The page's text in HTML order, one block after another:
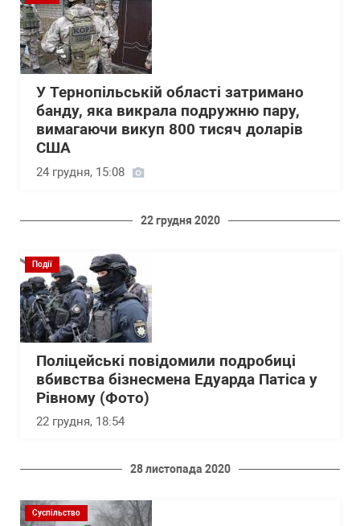
У Тернопільській області затримано
банду, яка викрала подружню пару,
вимагаючи викуп 800 тисяч доларів
США
24 грудня, 15:08
22 грудня 2020
Події
Поліцейські повідомили подробиці
вбивства бізнесмена Едуарда Патіса у
Рівному (Фото)
22 грудня, 18:54
28 листопада 2020
Суспільство